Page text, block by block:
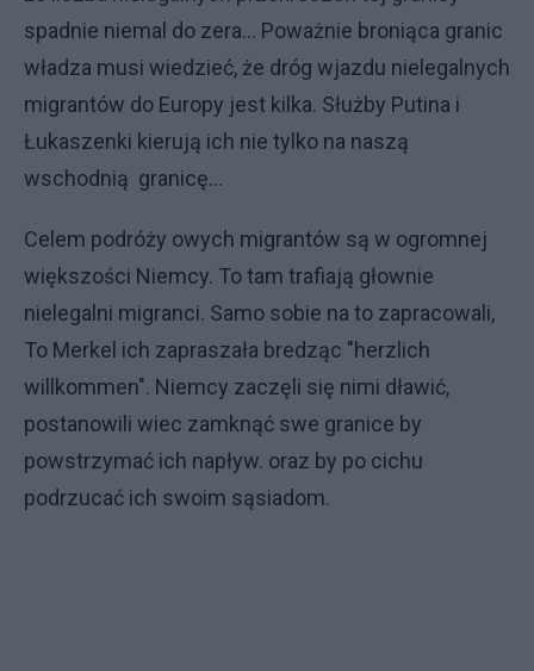
spadnie niemal do zera... Poważnie broniąca granic
władza musi wiedzieć, że dróg wjazdu nielegalnych
migrantów do Europy jest kilka. Służby Putina i
Łukaszenki kierują ich nie tylko na naszą
wschodnią granicę...
Celem podróży owych migrantów są w ogromnej
większości Niemcy. To tam trafiają głownie
nielegalni migranci. Samo sobie na to zapracowali,
To Merkel ich zapraszała bredząc "herzlich
willkommen". Niemcy zaczęli się nimi dławić,
postanowili wiec zamknąć swe granice by
powstrzymać ich napływ. oraz by po cichu
podrzucać ich swoim sąsiadom.